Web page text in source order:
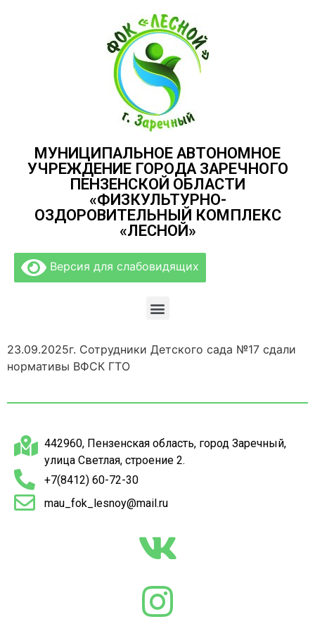
МУНИЦИПАЛЬНОЕ АВТОНОМНОЕ
УЧРЕЖДЕНИЕ ГОРОДА ЗАРЕЧНОГО
ПЕНЗЕНСКОЙ ОБЛАСТИ
«ФИЗКУЛЬТУРНО-
ОЗДОРОВИТЕЛЬНЫЙ КОМПЛЕКС
«ЛЕСНОЙ»
Версия для слабовидящих
23.09.2025г. Сотрудники Детского сада №17 сдали
нормативы ВФСК ГТО
442960, Пензенская область, город Заречный,
улица Светлая, строение 2.
+7(8412) 60-72-30
mau_fok_lesnoy@mail.ru